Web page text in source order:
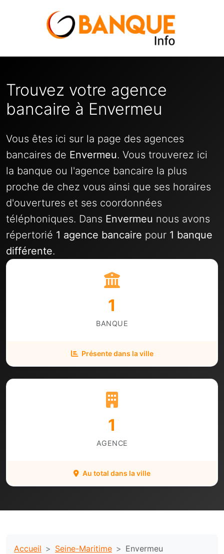
Trouvez votre agence
bancaire à Envermeu
Vous êtes ici sur la page des agences
bancaires de Envermeu. Vous trouverez ici
la banque ou l'agence bancaire la plus
proche de chez vous ainsi que ses horaires
d'ouvertures et ses coordonnées
téléphoniques. Dans Envermeu nous avons
répertorié 1 agence bancaire pour 1 banque
différente.
1
BANQUE
Présente dans la ville
1
AGENCE
Au total dans la ville
Accueil Seine-Maritime Envermeu